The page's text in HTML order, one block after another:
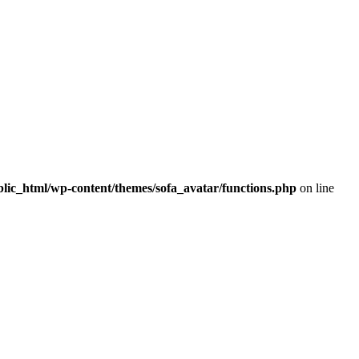
wp-content/themes/sofa_avatar/functions.php on line